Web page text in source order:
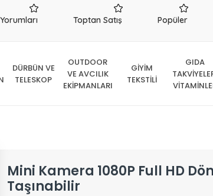
Toptan Satış Popüler
DÜRBÜN VE
TELESKOP
OUTDOOR
VE AVCILIK
EKİPMANLARI
GİYİM
TEKSTİLİ
GIDA
Mini Kamera 1080P Full HD
Taşınabilir